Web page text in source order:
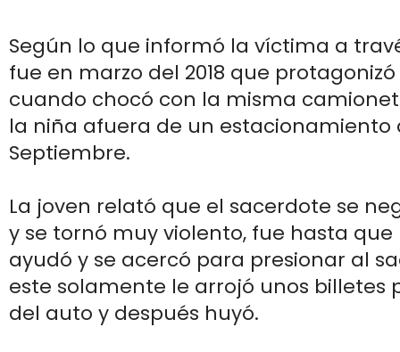
Según lo que informó la víctima a
fue en marzo del 2018 que
cuando chocó con la misma
la niña afuera de un estacionamiento
Septiembre.
La joven relató que el sacerdote se
y se tornó muy violento, fue hasta
ayudó y se acercó para presionar al
este solamente le arrojó unos billetes
del auto y después huyó.